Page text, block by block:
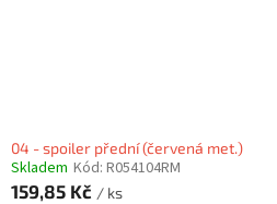
04 - spoiler přední (červená met.)
Skladem Kód: R054104RM
159,85 Kč / ks